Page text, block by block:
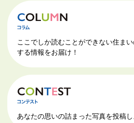
ここでしか読むことができない住ま
する情報をお届け！
あなたの思いの詰まった写真を投稿し